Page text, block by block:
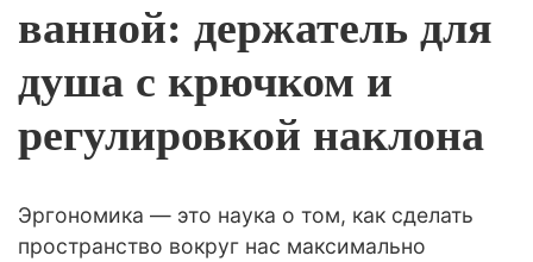
ванной: держатель для
душа с крючком и
регулировкой наклона
Эргономика — это наука о том, как сделать
пространство вокруг нас максимально